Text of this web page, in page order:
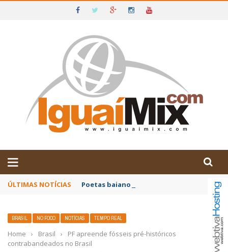
IGUAÍ E SUDOESTE DA BAHIA
ÚLTIMAS NOTÍCIAS Poetas baianos representam o Brasil no
BRASIL NO FOCO NOTÍCIAS TEMPO REAL
Home › Brasil ›
PF apreende fósseis pré-históricos
contrabandeados no Brasil